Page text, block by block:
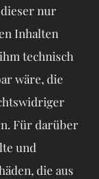
nur
Inhalten
technisch
wäre, die
Für darüber
und
die aus